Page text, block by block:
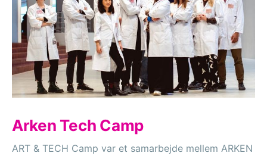
Arken Tech Camp
ART & TECH Camp var et samarbejde mellem ARKEN